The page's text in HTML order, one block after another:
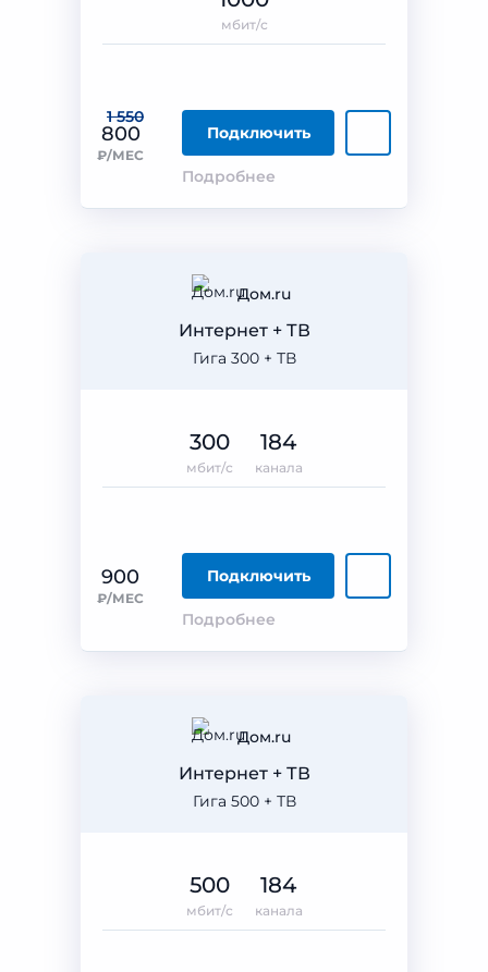
1 550
800
₽/МЕС
Подключить
Подробнее
мбит/с
Дом.ru
Гига 300 + ТВ
Интернет + ТВ
900
₽/МЕС
Подключить
Подробнее
300
мбит/с
184
канала
Дом.ru
Гига 500 + ТВ
Интернет + ТВ
500
мбит/с
184
канала